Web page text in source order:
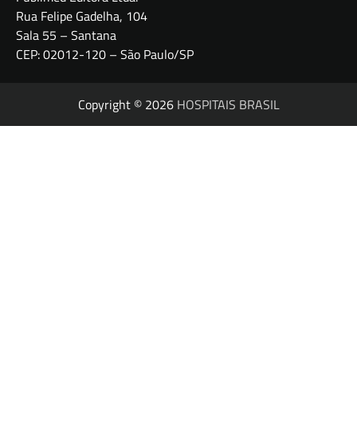
Rua Felipe Gadelha, 104
Sala 55 – Santana
CEP: 02012-120 – São Paulo/SP
Copyright © 2026 HOSPITAIS BRASIL